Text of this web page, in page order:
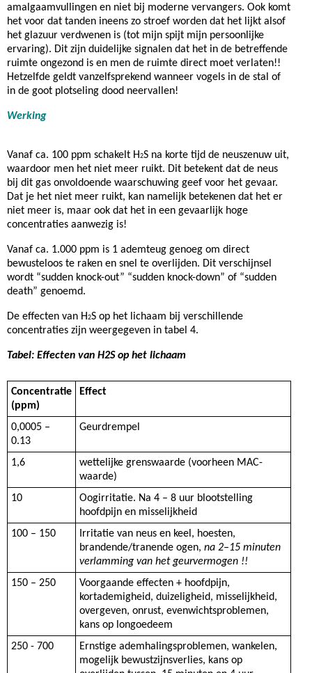
amalgaamvullingen en niet bij moderne vervangers. Ook komt
het voor dat tanden ineens zo stroef worden dat het lijkt alsof
het glazuur verdwenen is (tot mijn spijt mijn persoonlijke
ervaring). Dit zijn duidelijke signalen dat het in de betreffende
ruimte ongezond is en men de ruimte direct moet verlaten!!
Hetzelfde geldt vanzelfsprekend wanneer vogels in de stal of
in de goot plotseling dood neervallen!
Werking
Vanaf ca. 100 ppm schakelt H2S na korte tijd de neuszenuw uit,
waardoor men het niet meer ruikt. Dit betekent dat de neus
bij dit gas onvoldoende waarschuwing geef voor het gevaar.
Dat je het niet meer ruikt, kan namelijk betekenen dat het er
niet meer is, maar ook dat het in een gevaarlijk hoge
concentraties aanwezig is!
Vanaf ca. 1.000 ppm is 1 ademteug genoeg om direct
bewusteloos te raken en snel te overlijden. Dit verschijnsel
wordt “sudden knock-out” “sudden knock-down” of “sudden
death” genoemd.
De effecten van H2S op het lichaam bij verschillende
concentraties zijn weergegeven in tabel 4.
Tabel: Effecten van H2S op het lichaam
Concentratie
(ppm)
Effect
0,0005 –
0.13
Geurdrempel
1,6
wettelijke grenswaarde (voorheen MAC-
waarde)
10
Oogirritatie. Na 4 – 8 uur blootstelling
hoofdpijn en misselijkheid
100 – 150
Irritatie van neus en keel, hoesten,
brandende/tranende ogen, na 2–15 minuten
verlamming van het geurvermogen !!
150 – 250
Voorgaande effecten + hoofdpijn,
kortademigheid, duizeligheid, misselijkheid,
overgeven, onrust, evenwichtsproblemen,
kans op longoedeem
250 - 700
Ernstige ademhalingsproblemen, wankelen,
mogelijk bewustzijnsverlies, kans op